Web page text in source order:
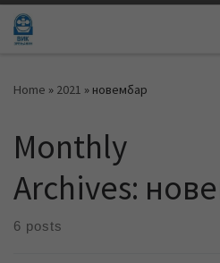
Skip to content
Home » 2021 » новембар
Monthly
Archives:
6 posts